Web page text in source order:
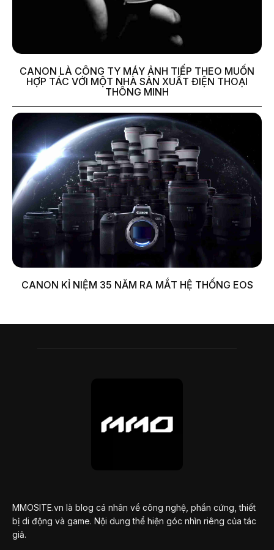
CANON LÀ CÔNG TY MÁY ẢNH TIẾP THEO MUỐN
HỢP TÁC VỚI MỘT NHÀ SẢN XUẤT ĐIỆN THOẠI
THÔNG MINH
CANON KỈ NIỆM 35 NĂM RA MẮT HỆ THỐNG EOS
MMOSITE.vn là blog cá nhân về công nghệ, phần cứng, thiết
bị di động và game. Nội dung thể hiện góc nhìn riêng của tác
giả.